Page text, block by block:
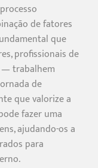
de fatores
que
profissionais de
— trabalhem
de
que valorize a
fazer uma
ajudando-os a
para